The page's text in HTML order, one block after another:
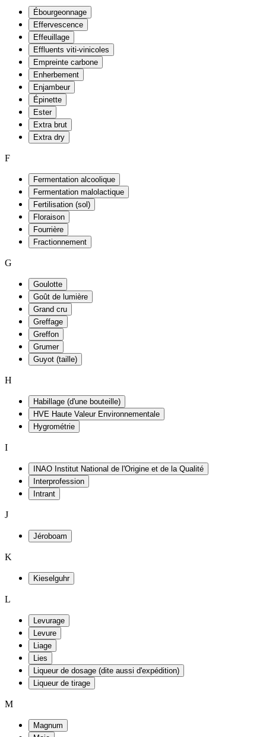
Ébourgeonnage
Effervescence
Effeuillage
Effluents viti-vinicoles
Empreinte carbone
Enherbement
Enjambeur
Épinette
Ester
Extra brut
Extra dry
F
Fermentation alcoolique
Fermentation malolactique
Fertilisation (sol)
Floraison
Fourrière
Fractionnement
G
Goulotte
Goût de lumière
Grand cru
Greffage
Greffon
Grumer
Guyot (taille)
H
Habillage (d'une bouteille)
HVE Haute Valeur Environnementale
Hygrométrie
I
INAO Institut National de l'Origine et de la Qualité
Interprofession
Intrant
J
Jéroboam
K
Kieselguhr
L
Levurage
Levure
Liage
Lies
Liqueur de dosage (dite aussi d'expédition)
Liqueur de tirage
M
Magnum